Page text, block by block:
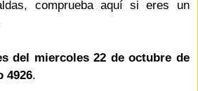
comprueba aquí si eres un
del miercoles 22 de octubre de
4926.